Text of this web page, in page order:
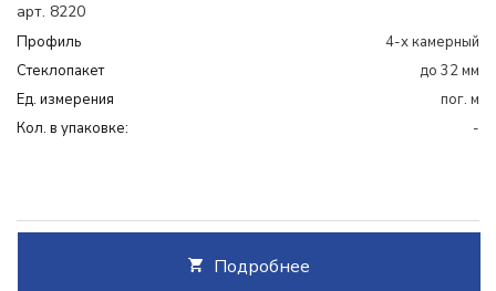
арт. 8220
Профиль
4-х камерный
Cтеклопакет
до 32 мм
Ед. измерения
пог. м
Кол. в упаковке:
-
Подробнее